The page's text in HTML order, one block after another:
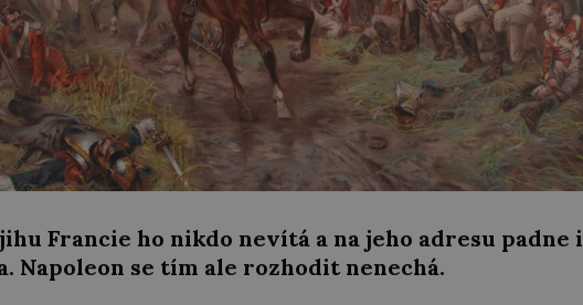
Francie ho nikdo nevítá a na jeho adresu padne i
Napoleon se tím ale rozhodit nenechá.